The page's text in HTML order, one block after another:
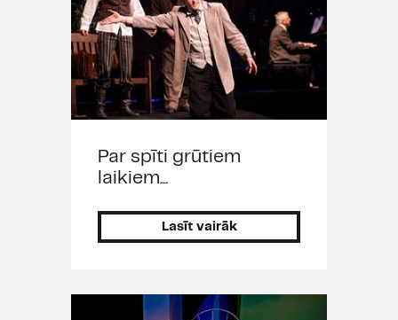
Par spīti grūtiem
laikiem...
Lasīt vairāk